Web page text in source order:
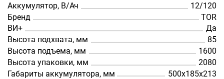
Аккумулятор, В/Ач
12/120
Бренд
TOR
ВИ+
Да
Высота подхвата, мм
85
Высота подъема, мм
1600
Высота упаковки, мм
2080
Габариты аккумулятора, мм
500х185х213